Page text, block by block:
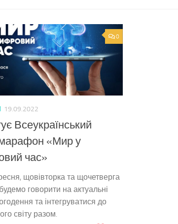
0
19.09.2022
Всеукраїнський
«Мир у
час»
щовівторка та щочетверга
говорити на актуальні
та інтегруватися до
світу разом.